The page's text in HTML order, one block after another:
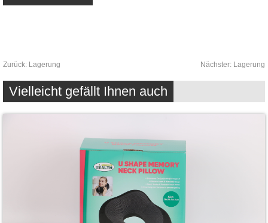
Zurück: Lagerung Nächster: Lagerung
Vielleicht gefällt Ihnen auch